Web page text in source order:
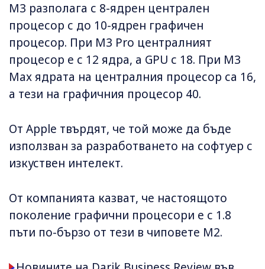
M3 разполага с 8-ядрен централен
процесор с до 10-ядрен графичен
процесор. При M3 Pro централният
процесор е с 12 ядра, а GPU с 18. При M3
Max ядрата на централния процесор са 16,
а тези на графичния процесор 40.
От Apple твърдят, че той може да бъде
използван за разработването на софтуер с
изкуствен интелект.
От компанията казват, че настоящото
поколение графични процесори е с 1.8
пъти по-бързо от тези в чиповете M2.